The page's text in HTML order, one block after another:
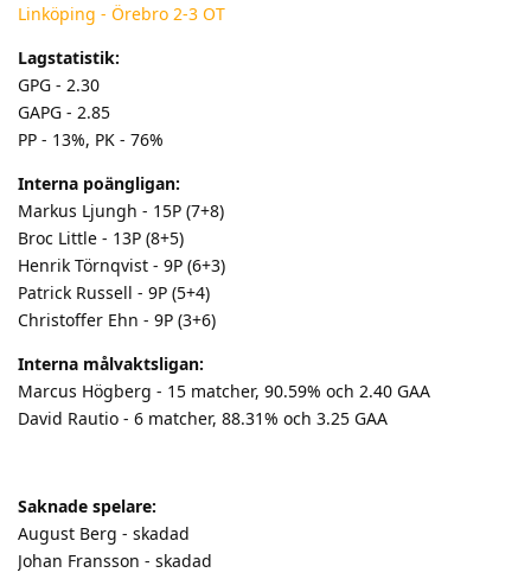
Linköping - Örebro 2-3 OT
Lagstatistik:
GPG - 2.30
GAPG - 2.85
PP - 13%, PK - 76%
Interna poängligan:
Markus Ljungh - 15P (7+8)
Broc Little - 13P (8+5)
Henrik Törnqvist - 9P (6+3)
Patrick Russell - 9P (5+4)
Christoffer Ehn - 9P (3+6)
Interna målvaktsligan:
Marcus Högberg - 15 matcher, 90.59% och 2.40 GAA
David Rautio - 6 matcher, 88.31% och 3.25 GAA
Saknade spelare:
August Berg - skadad
Johan Fransson - skadad